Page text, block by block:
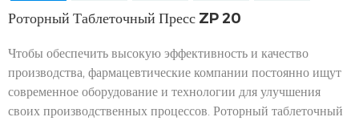
Роторный Таблеточный Пресс ZP 20
Чтобы обеспечить высокую эффективность и качество
производства, фармацевтические компании постоянно ищут
современное оборудование и технологии для улучшения
своих производственных процессов. Роторный таблеточный